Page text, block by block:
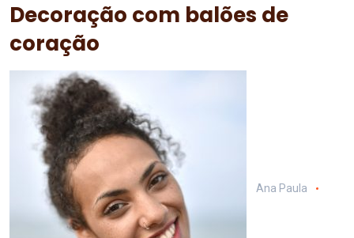
Decoração com balões de
coração
Ana Paula